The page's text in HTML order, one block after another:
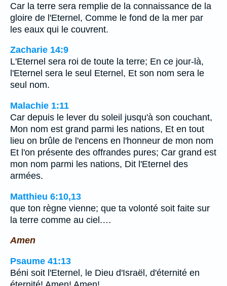
Car la terre sera remplie de la connaissance de la
gloire de l'Eternel, Comme le fond de la mer par
les eaux qui le couvrent.
Zacharie 14:9
L'Eternel sera roi de toute la terre; En ce jour-là,
l'Eternel sera le seul Eternel, Et son nom sera le
seul nom.
Malachie 1:11
Car depuis le lever du soleil jusqu'à son couchant,
Mon nom est grand parmi les nations, Et en tout
lieu on brûle de l'encens en l'honneur de mon nom
Et l'on présente des offrandes pures; Car grand est
mon nom parmi les nations, Dit l'Eternel des
armées.
Matthieu 6:10,13
que ton règne vienne; que ta volonté soit faite sur
la terre comme au ciel.…
Amen
Psaume 41:13
Béni soit l'Eternel, le Dieu d'Israël, d'éternité en